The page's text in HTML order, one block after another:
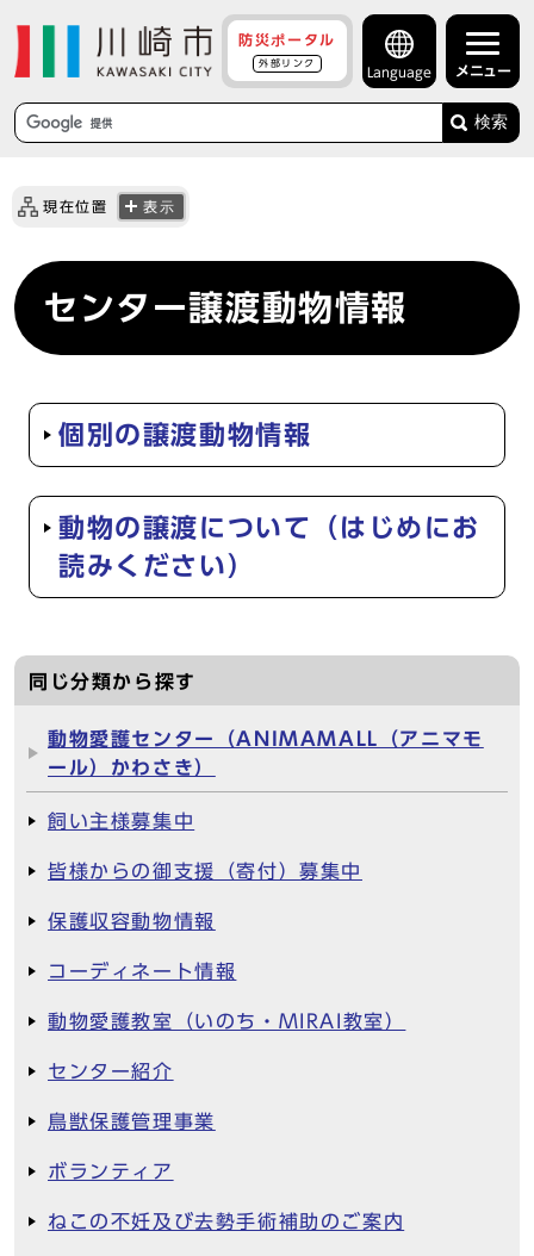
防災ポータル
外部リンク
Language メニュー
検索
現在位置 表示
センター譲渡動物情報
個別の譲渡動物情報
動物の譲渡について（はじめにお
読みください）
同じ分類から探す
動物愛護センター（ANIMAMALL（アニマモ
ール）かわさき）
飼い主様募集中
皆様からの御支援（寄付）募集中
保護収容動物情報
コーディネート情報
動物愛護教室（いのち・MIRAI教室）
センター紹介
鳥獣保護管理事業
ボランティア
ねこの不妊及び去勢手術補助のご案内